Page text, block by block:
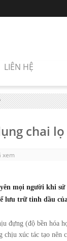
LIÊN HỆ
chai
xem
mọi người khi
lưu trữ tinh dầu
đựng (độ bền hóa
chịu xúc tác tạo nên